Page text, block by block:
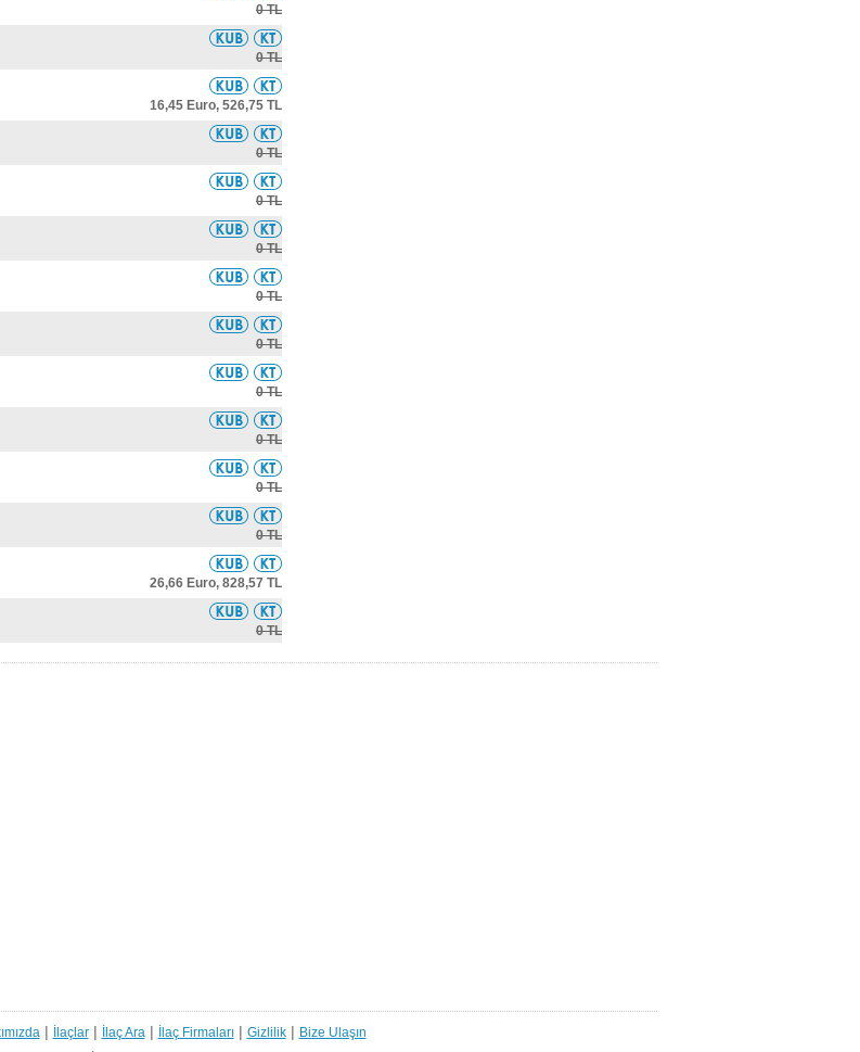
0 TL
0 TL
16,45 Euro, 526,75 TL
0 TL
0 TL
0 TL
0 TL
0 TL
0 TL
0 TL
0 TL
0 TL
26,66 Euro, 828,57 TL
0 TL
| İlaçlar| İlaç Ara | İlaç Firmaları| Gizlilik| Bize Ulaşın